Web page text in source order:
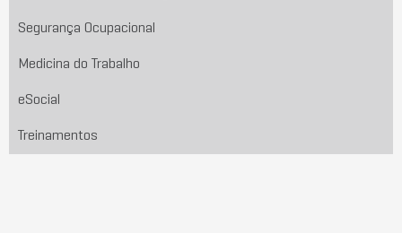
Segurança Ocupacional
Medicina do Trabalho
eSocial
Treinamentos